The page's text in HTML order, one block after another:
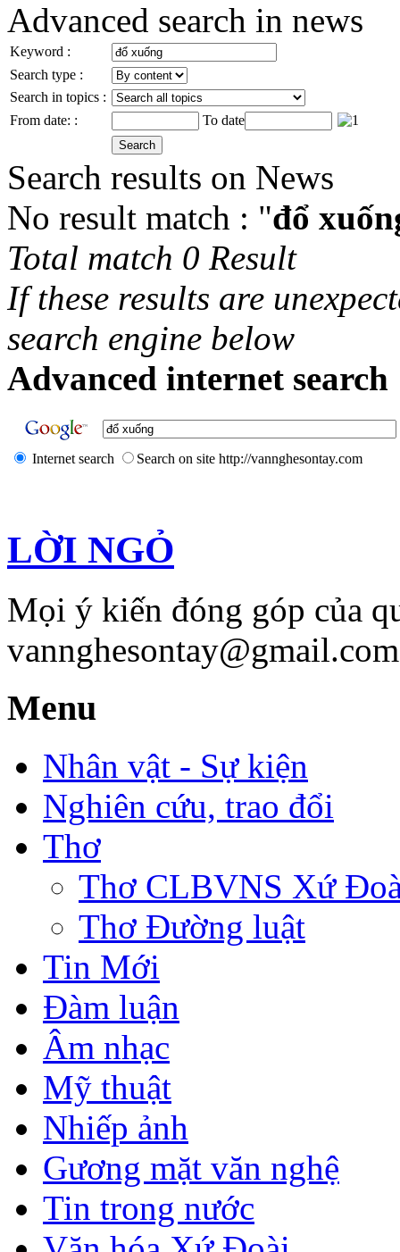
Advanced search in news
Keyword :
Search type :
Search in topics :
From date: :
To date
Search results on News
No result match : "đổ
Total match 0 Result
If these results are
search engine below
Advanced internet search
Internet search Search on site http://vannghesontay.com
LỜI NGỎ
Mọi ý kiến đóng góp của
Menu
Nhân vật - Sự kiện
Nghiên cứu, trao đổi
Thơ
Thơ CLBVNS Xứ
Thơ Đường luật
Tin Mới
Đàm luận
Âm nhạc
Mỹ thuật
Nhiếp ảnh
Gương mặt văn nghệ
Tin trong nước